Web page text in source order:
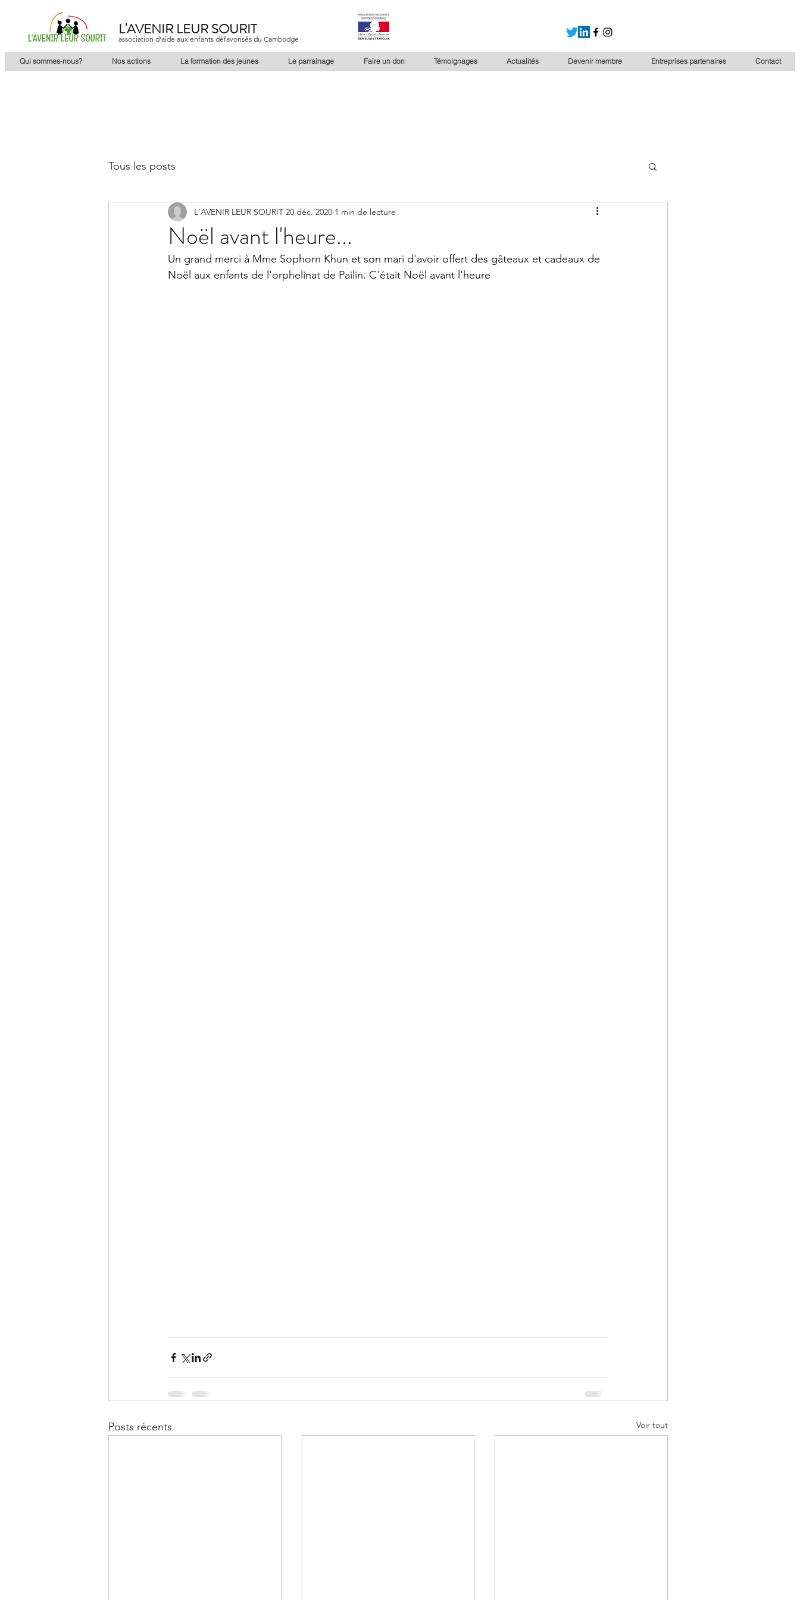
L'AVENIR LEUR SOURIT
association d'aide aux enfants défavorisés du Cambodge
Qui sommes-nous? Nos actions La formation des jeunes Le parrainage Faire un don Témoignages Actualités Devenir membre Entreprises partenaires Contact
Tous les posts
Noël avant l'heure...
L'AVENIR LEUR SOURIT 20 déc. 2020 1 min de lecture
Un grand merci à Mme Sophorn Khun et son mari d'avoir offert des gâteaux et cadeaux de
Noël aux enfants de l'orphelinat de Pailin. C'était Noël avant l'heure
Posts récents Voir tout